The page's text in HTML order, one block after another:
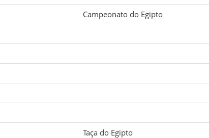
Campeonato do Egipto
Taça do Egipto